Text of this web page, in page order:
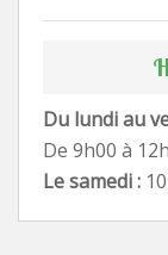
Du lundi au
De 9h00 à
Le samedi :